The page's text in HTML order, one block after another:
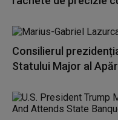
Consilierul
Statului Major al